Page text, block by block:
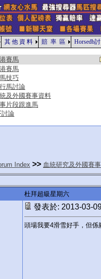
其 他 資 料 賠 率 區 Horsedb
賽馬
賽馬
技巧
馬討論
及外國賽事資料
片段跟進馬
討論
Index >> 血統研究及外國賽
杜拜超級星期六
發表於: 2013-03-
頭場我要4滑雪好手，但係